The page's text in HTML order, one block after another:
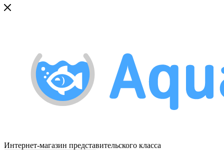
Интернет-магазин представительского класса